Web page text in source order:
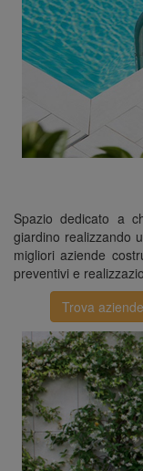
Spazio dedicato a
giardino realizzando
migliori aziende
preventivi e
Trova